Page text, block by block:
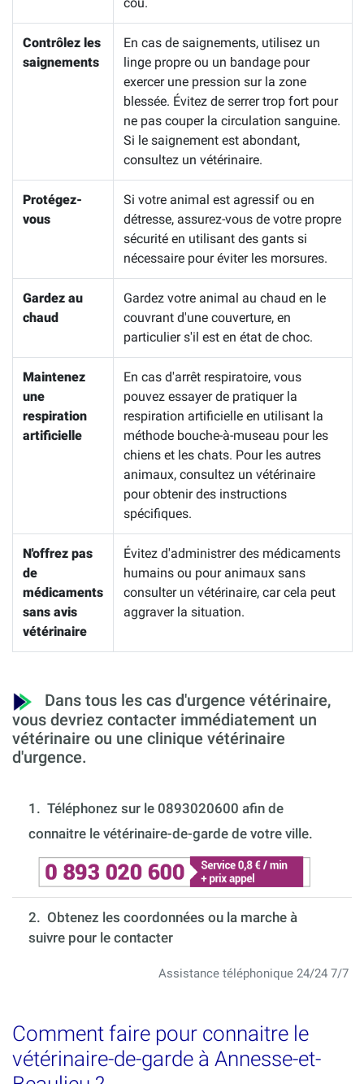
Contrôlez les
saignements
En cas de saignements, utilisez un
linge propre ou un bandage pour
exercer une pression sur la zone
blessée. Évitez de serrer trop fort pour
ne pas couper la circulation sanguine.
Si le saignement est abondant,
consultez un vétérinaire.
Protégez-
vous
Si votre animal est agressif ou en
détresse, assurez-vous de votre propre
sécurité en utilisant des gants si
nécessaire pour éviter les morsures.
Gardez au
chaud
Gardez votre animal au chaud en le
couvrant d'une couverture, en
particulier s'il est en état de choc.
Maintenez
une
respiration
artificielle
En cas d'arrêt respiratoire, vous
pouvez essayer de pratiquer la
respiration artificielle en utilisant la
méthode bouche-à-museau pour les
chiens et les chats. Pour les autres
animaux, consultez un vétérinaire
pour obtenir des instructions
spécifiques.
N'offrez pas
de
médicaments
sans avis
vétérinaire
Évitez d'administrer des médicaments
humains ou pour animaux sans
consulter un vétérinaire, car cela peut
aggraver la situation.
Dans tous les cas d'urgence vétérinaire,
vous devriez contacter immédiatement un
vétérinaire ou une clinique vétérinaire
d'urgence.
1. Téléphonez sur le 0893020600 afin de
connaitre le vétérinaire-de-garde de votre ville.
2. Obtenez les coordonnées ou la marche à
suivre pour le contacter
Assistance téléphonique 24/24 7/7
Comment faire pour connaitre le
vétérinaire-de-garde à Annesse-et-